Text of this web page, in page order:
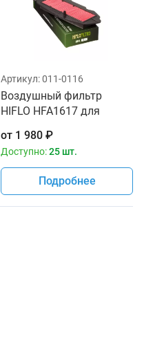
Артикул:011-0116
Воздушный фильтр
HIFLO HFA1617 для
FSC400 Silver Wing '06-15,
FSC600 '01-13
от 1 980 ₽
Доступно:25 шт.
Подробнее